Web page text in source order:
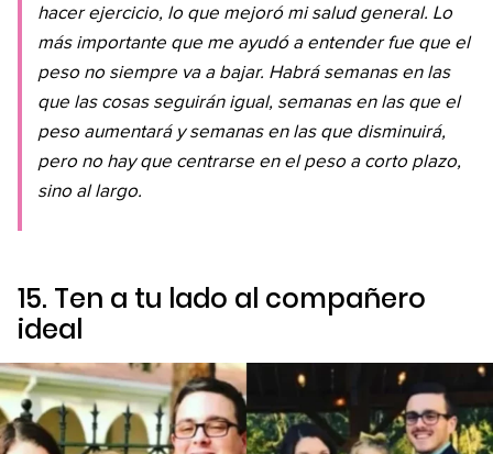
hacer ejercicio, lo que mejoró mi salud general. Lo
más importante que me ayudó a entender fue que el
peso no siempre va a bajar. Habrá semanas en las
que las cosas seguirán igual, semanas en las que el
peso aumentará y semanas en las que disminuirá,
pero no hay que centrarse en el peso a corto plazo,
sino al largo.
15. Ten a tu lado al compañero
ideal